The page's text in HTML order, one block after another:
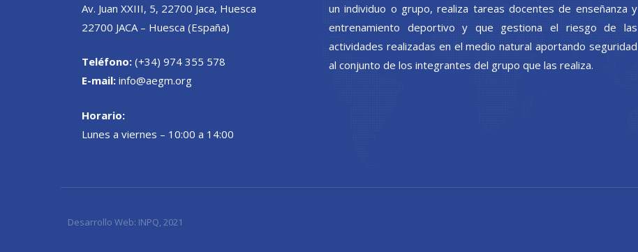
Av. Juan XXIII, 5, 22700 Jaca, Huesca
22700 JACA – Huesca (España)
Teléfono: (+34) 974 355 578
E-mail: info@aegm.org
Horario:
Lunes a viernes – 10:00 a 14:00
un individuo o grupo, realiza tareas docentes de enseñanza y
entrenamiento deportivo y que gestiona el riesgo de las
actividades realizadas en el medio natural aportando seguridad
al conjunto de los integrantes del grupo que las realiza.
Desarrollo Web: INPQ, 2021